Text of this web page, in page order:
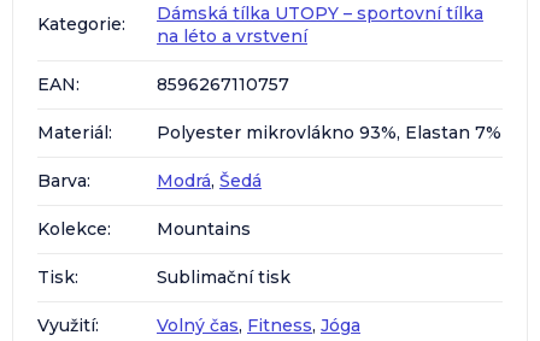
Kategorie:
Dámská tílka UTOPY – sportovní tílka
na léto a vrstvení
EAN: 8596267110757
Materiál: Polyester mikrovlákno 93%, Elastan 7%
Barva: Modrá, Šedá
Kolekce: Mountains
Tisk: Sublimační tisk
Využití: Volný čas, Fitness, Jóga